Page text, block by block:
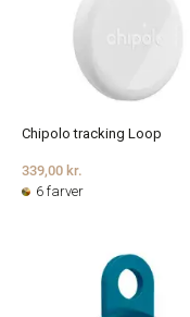
Chipolo tracking Loop
339,00 kr.
6 farver